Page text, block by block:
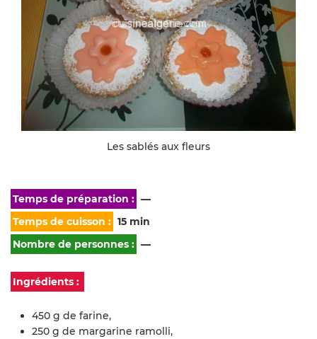
Les sablés aux fleurs
Temps de préparation : —
Temps de cuisson : 15 min
Nombre de personnes : —
Ingrédients :
450 g de farine,
250 g de margarine ramolli,